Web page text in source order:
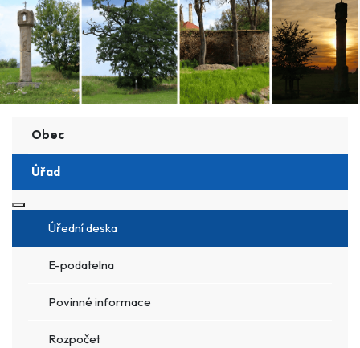
Obec
Úřad
Více o: Úřad
Úřední deska
E-podatelna
Povinné informace
Rozpočet